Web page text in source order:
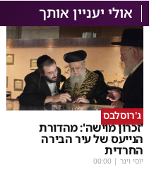
אולי יעניין אותך
ג'רוסלבס
'זכרון מוישה': מהדורת
הנייעס של עיר הבירה
החרדית
יוסי וינר |
00:00